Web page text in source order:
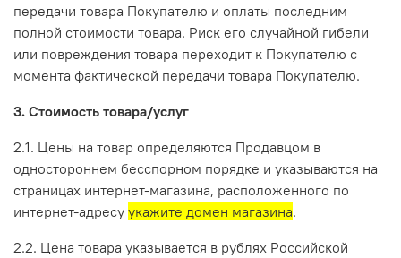
передачи товара Покупателю и оплаты последним
полной стоимости товара. Риск его случайной гибели
или повреждения товара переходит к Покупателю с
момента фактической передачи товара Покупателю.
3. Стоимость товара/услуг
2.1. Цены на товар определяются Продавцом в
одностороннем бесспорном порядке и указываются на
страницах интернет-магазина, расположенного по
интернет-адресу укажите домен магазина.
2.2. Цена товара указывается в рублях Российской